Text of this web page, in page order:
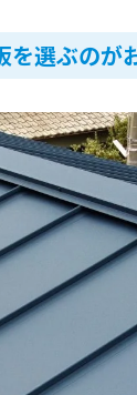
を選ぶのが